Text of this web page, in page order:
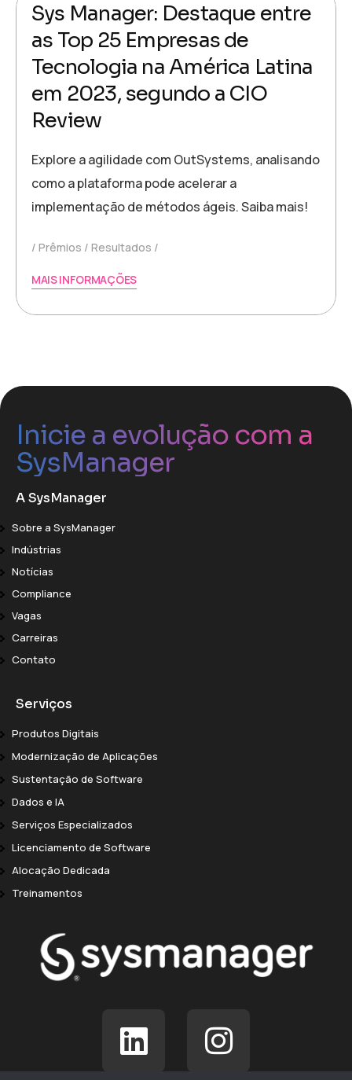
Sys Manager: Destaque entre
as Top 25 Empresas de
Tecnologia na América Latina
em 2023, segundo a CIO
Review
Explore a agilidade com OutSystems, analisando
como a plataforma pode acelerar a
implementação de métodos ágeis. Saiba mais!
Prêmios Resultados
MAIS INFORMAÇÕES
Inicie a evolução com a
SysManager
A SysManager
Sobre a SysManager
Indústrias
Notícias
Compliance
Vagas
Carreiras
Contato
Serviços
Produtos Digitais
Modernização de Aplicações
Sustentação de Software
Dados e IA
Serviços Especializados
Licenciamento de Software
Alocação Dedicada
Treinamentos